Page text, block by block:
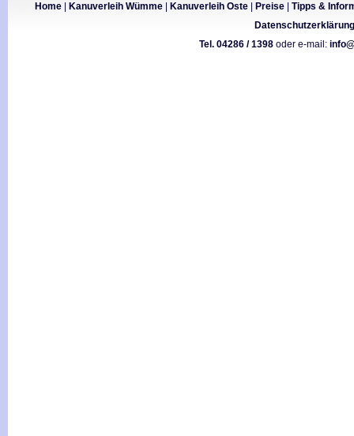
Home| Kanuverleih Wümme| Kanuverleih Oste| Preise| Tipps &
Datenschutzerklärung
Tel. 04286 / 1398 oder e-mail: